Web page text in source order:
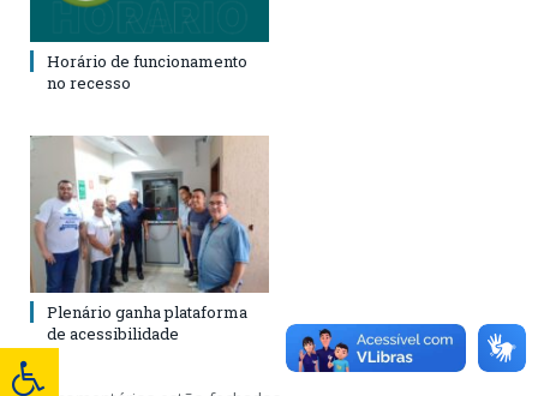
Horário de funcionamento
no recesso
Plenário ganha plataforma
de acessibilidade